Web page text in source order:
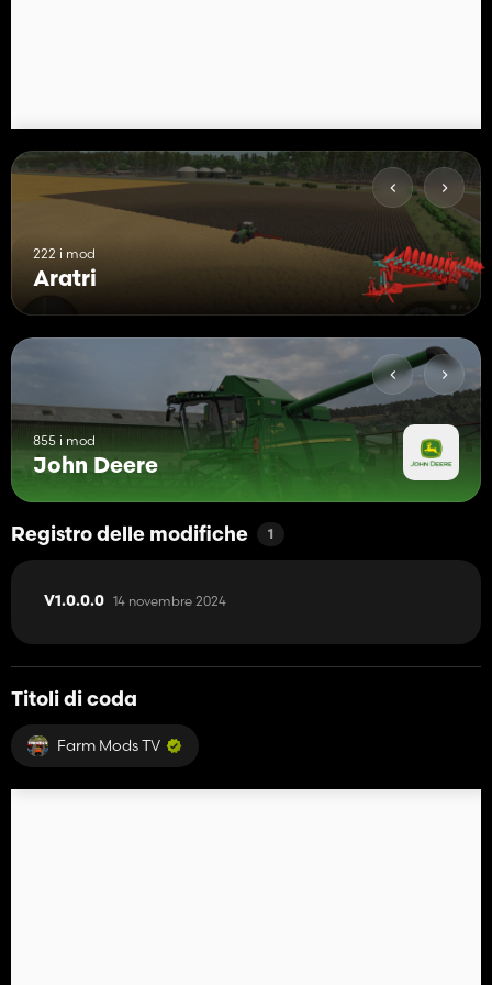
222 i mod
Aratri
855 i mod
John Deere
Registro delle modifiche 1
V1.0.0.0 14 novembre 2024
Titoli di coda
Farm Mods TV